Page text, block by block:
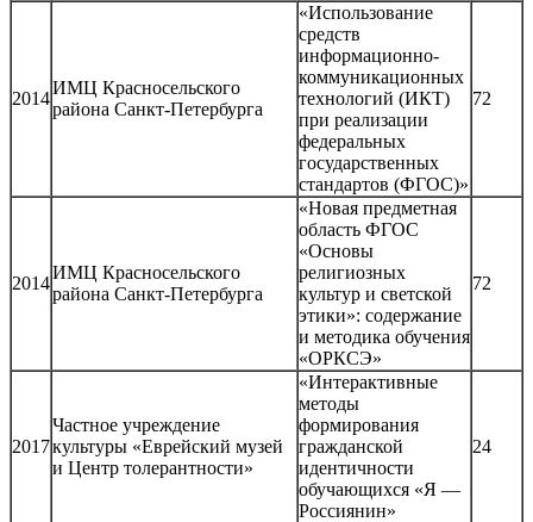
2014
ИМЦ Красносельского
района Санкт-Петербурга
«Использование
средств
информационно-
коммуникационных
технологий (ИКТ)
при реализации
федеральных
государственных
стандартов (ФГОС)»
72
2014
ИМЦ Красносельского
района Санкт-Петербурга
«Новая предметная
область ФГОС
«Основы
религиозных
культур и светской
этики»: содержание
и методика обучения
«ОРКСЭ»
72
2017
Частное учреждение
культуры «Еврейский музей
и Центр толерантности»
«Интерактивные
методы
формирования
гражданской
идентичности
обучающихся «Я —
Россиянин»
24